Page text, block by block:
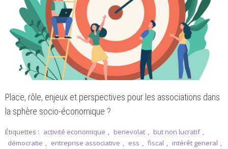
Place, rôle, enjeux et perspectives pour les associations dans
la sphère socio-économique ?
Étiquettes : activité economique , benevolat , but non lucratif ,
démocratie , entreprise associative , ess , fiscal , intérêt general ,